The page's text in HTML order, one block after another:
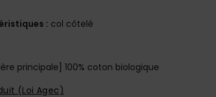
: col côtelé
principale] 100% coton biologique
(Loi Agec)